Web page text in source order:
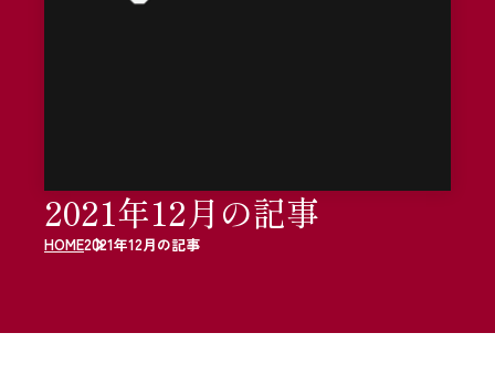
2021年12月の記事
HOME2021年12月の記事